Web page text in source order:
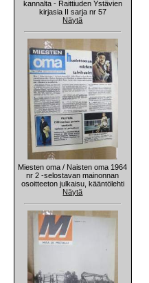
kannalta - Raittiuden Ystävien
kirjasia II sarja nr 57
Näytä
Miesten oma / Naisten oma 1964
nr 2 -selostavan mainonnan
osoitteeton julkaisu, kääntölehti
Näytä